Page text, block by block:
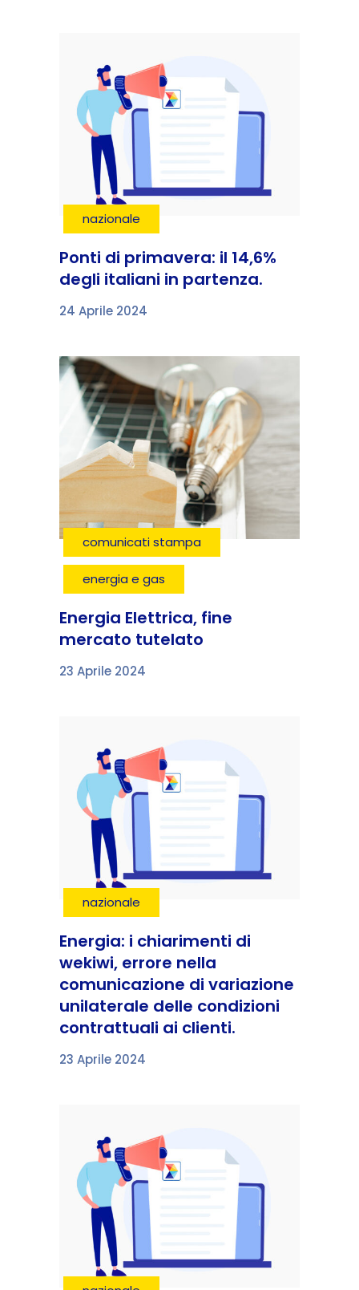
nazionale
Ponti di primavera: il 14,6%
degli italiani in partenza.
24 Aprile 2024
comunicati stampa
energia e gas
Energia Elettrica, fine
mercato tutelato
23 Aprile 2024
nazionale
Energia: i chiarimenti di
wekiwi, errore nella
comunicazione di variazione
unilaterale delle condizioni
contrattuali ai clienti.
23 Aprile 2024